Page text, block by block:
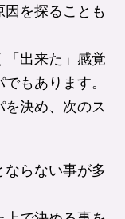
を探ることも
「出来た」感覚
もあります。
を決め、次のス
らない事が多